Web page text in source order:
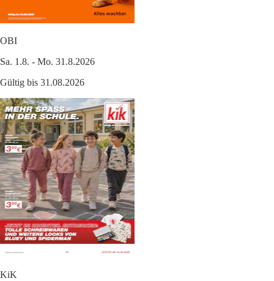
OBI
Sa. 1.8. - Mo. 31.8.2026
Gültig bis 31.08.2026
KiK